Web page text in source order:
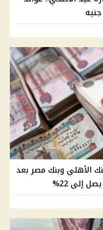
الأهلي وبنك مصر بعد
إلى 22%